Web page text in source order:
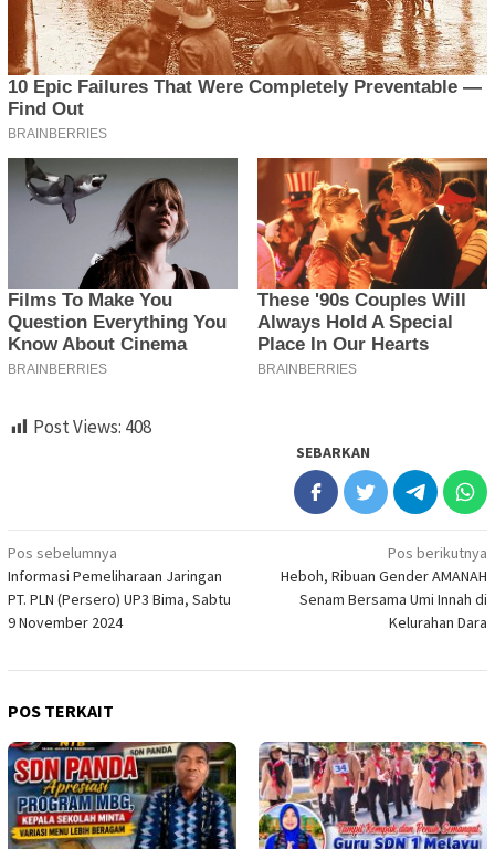
Post Views: 408
SEBARKAN
Navigasi
pos
Pos sebelumnya
Informasi Pemeliharaan Jaringan
PT. PLN (Persero) UP3 Bima, Sabtu
9 November 2024
Pos berikutnya
Heboh, Ribuan Gender AMANAH
Senam Bersama Umi Innah di
Kelurahan Dara
POS TERKAIT